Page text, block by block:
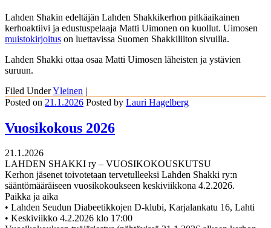
Lahden Shakin edeltäjän Lahden Shakkikerhon pitkäaikainen
kerhoaktiivi ja edustuspelaaja Matti Uimonen on kuollut. Uimosen
muistokirjoitus on luettavissa Suomen Shakkiliiton sivuilla.
Lahden Shakki ottaa osaa Matti Uimosen läheisten ja ystävien
suruun.
Filed UnderYleinen |
Posted on 21.1.2026 Posted by Lauri Hagelberg
Vuosikokous 2026
21.1.2026
LAHDEN SHAKKI ry – VUOSIKOKOUSKUTSU
Kerhon jäsenet toivotetaan tervetulleeksi Lahden Shakki ry:n
sääntömääräiseen vuosikokoukseen keskiviikkona 4.2.2026.
Paikka ja aika
• Lahden Seudun Diabeetikkojen D-klubi, Karjalankatu 16, Lahti
• Keskiviikko 4.2.2026 klo 17:00